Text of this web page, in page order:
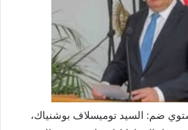
ضم: السيد توميسلاف بوشنياك،